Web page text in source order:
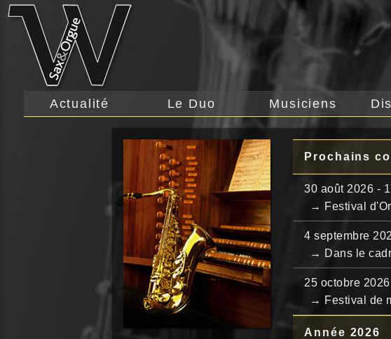
Actualité Le Duo Musiciens
Prochains
30 août 2026 -
→ Festival
4 septembre
→ Dans le
25 octobre
→ Festival de
Année 2026